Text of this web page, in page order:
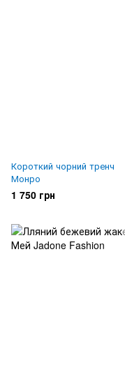
Короткий чорний тренч
Монро
1 750 грн